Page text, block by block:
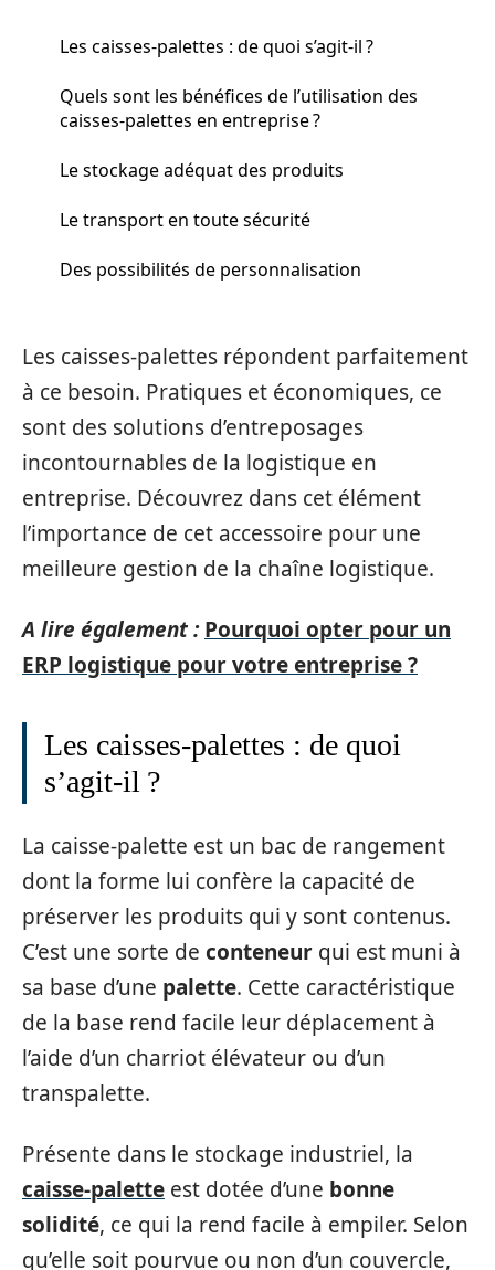
Les caisses-palettes : de quoi s’agit-il ?
Quels sont les bénéfices de l’utilisation des
caisses-palettes en entreprise ?
Le stockage adéquat des produits
Le transport en toute sécurité
Des possibilités de personnalisation
Les caisses-palettes répondent parfaitement
à ce besoin. Pratiques et économiques, ce
sont des solutions d’entreposages
incontournables de la logistique en
entreprise. Découvrez dans cet élément
l’importance de cet accessoire pour une
meilleure gestion de la chaîne logistique.
A lire également : Pourquoi opter pour un
ERP logistique pour votre entreprise ?
Les caisses-palettes : de quoi
s’agit-il ?
La caisse-palette est un bac de rangement
dont la forme lui confère la capacité de
préserver les produits qui y sont contenus.
C’est une sorte de conteneur qui est muni à
sa base d’une palette. Cette caractéristique
de la base rend facile leur déplacement à
l’aide d’un charriot élévateur ou d’un
transpalette.
Présente dans le stockage industriel, la
caisse-palette est dotée d’une bonne
solidité, ce qui la rend facile à empiler. Selon
qu’elle soit pourvue ou non d’un couvercle,